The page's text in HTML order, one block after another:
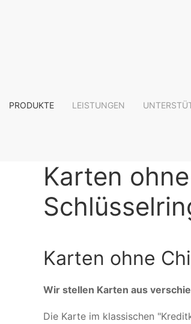
PRODUKTE LEISTUNGEN
Karten
Karten ohne
Wir stellen Karten aus
Die Karte im klassischen